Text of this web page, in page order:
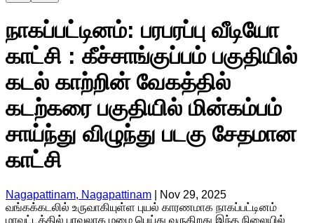
நாகப்பட்டினம்: பரபரப்பு வீடியோ
காட்சி : கீச்சாங்குப்பம் பகுதியில்
கடல் காற்றின் வேகத்தில்
கடற்கரை பகுதியில் மின்கம்பம்
சாய்ந்து விழுந்து படகு சேதமான
காட்சி
Nagapattinam, Nagapattinam
Nov 29, 2025
வங்கக்கடலில் உருவாகியுள்ள புயல் காரணமாக நாகப்பட்டினம்
மாவட்டத்தில் பரவலாக மழை பெய்து வருகிறது இந்த நிலையில்